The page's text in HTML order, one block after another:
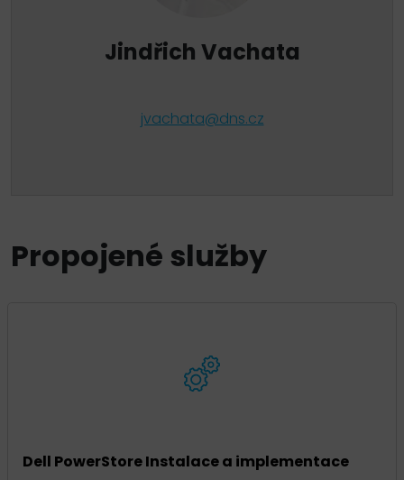
Jindřich Vachata
jvachata@dns.cz
Propojené služby
Dell PowerStore Instalace a implementace